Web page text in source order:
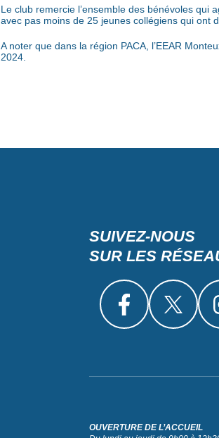
Le club remercie l’ensemble des bénévoles qui
avec pas moins de 25 jeunes collégiens qui ont
A noter que dans la région PACA, l’EEAR
2024.
SUIVEZ-NOUS
SUR LES
OUVERTURE DE L’ACCUEIL